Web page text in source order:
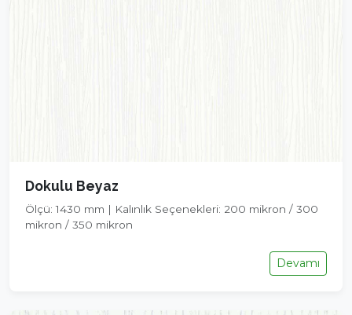
Dokulu Beyaz
Ölçü: 1430 mm | Kalınlık Seçenekleri: 200 mikron / 300
mikron / 350 mikron
Devamı